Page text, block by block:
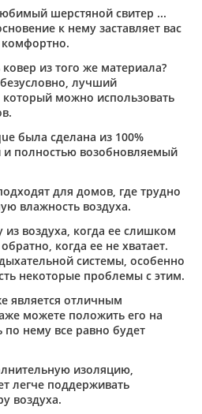
шерстяной свитер ...
к нему заставляет вас
комфортно.
из того же материала?
лучший
можно использовать
была сделана из 100%
полностью возобновляемый
для домов, где трудно
влажность воздуха.
из воздуха, когда ее слишком
когда ее не хватает.
системы, особенно
некоторые проблемы с этим.
является отличным
можете положить его на
нему все равно будет
изоляцию,
легче поддерживать
воздуха.